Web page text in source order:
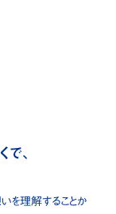
、
を理解することか